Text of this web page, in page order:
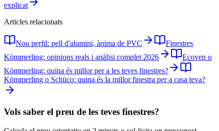
explicat
Articles relacionats
Nou perfil: pell d'alumini, ànima de PVC
Finestres
Kömmerling: opinions reals i anàlisi complet 2026
Ecoven o
Kömmerling: quina és millor per a les teves finestres?
Kömmerling o Schüco: quina és la millor finestra per a casa teva?
Vols saber el preu de les teves finestres?